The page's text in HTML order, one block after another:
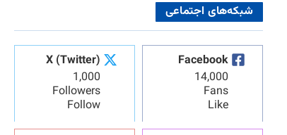
شبکه‌های اجتماعی
Facebook
14,000
Fans
Like
X (Twitter)
1,000
Followers
Follow